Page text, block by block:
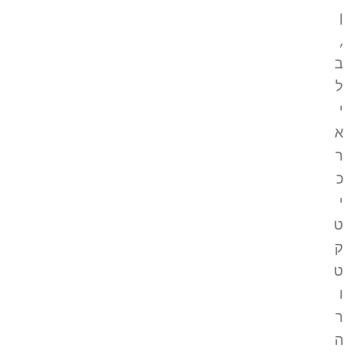
ן
,
ב
ל
י
א
ר
כ
י
ט
ק
ט
ו
ר
ה